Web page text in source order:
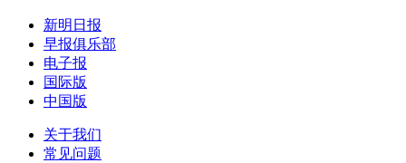
新明日报
早报俱乐部
电子报
国际版
中国版
关于我们
常见问题